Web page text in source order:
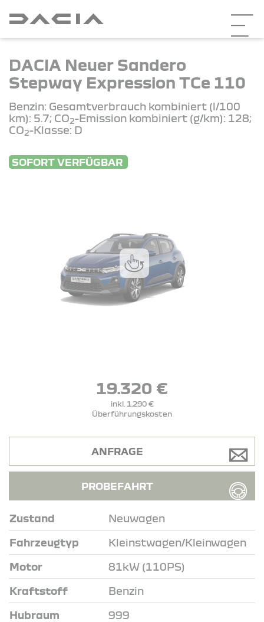
DACIA Neuer Sandero
Stepway Expression TCe 110
Benzin: Gesamtverbrauch kombiniert (l/100
km): 5.7; CO2-Emission kombiniert (g/km): 128;
CO2-Klasse: D
SOFORT VERFÜGBAR
19.320 €
inkl. 1.290 €
Überführungskosten
Zustand Neuwagen
Fahrzeugtyp Kleinstwagen/Kleinwagen
Motor 81kW (110PS)
Kraftstoff Benzin
Hubraum 999
ANFRAGE
PROBEFAHRT